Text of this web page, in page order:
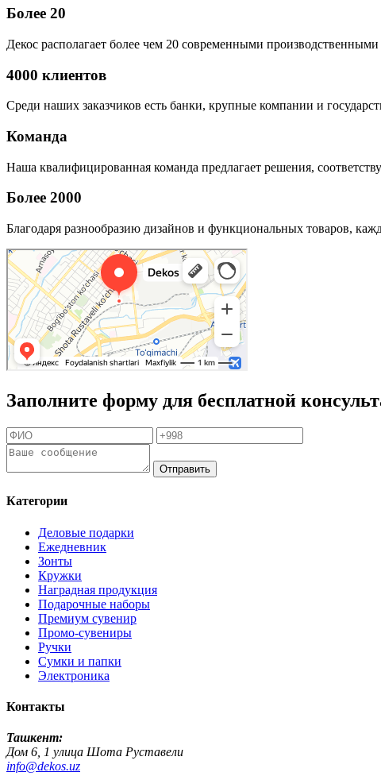
Более 20
Декос располагает более чем 20 современными
4000 клиентов
Среди наших заказчиков есть банки, крупные компании и
Команда
Наша квалифицированная команда предлагает решения,
Более 2000
Благодаря разнообразию дизайнов и функциональных товаров,
Заполните форму для бесплатной
Отправить
Категории
Деловые подарки
Ежедневник
Зонты
Кружки
Наградная продукция
Подарочные наборы
Премиум сувенир
Промо-сувениры
Ручки
Сумки и папки
Электроника
Контакты
Ташкент:
Дом 6, 1 улица Шота Руставели
info@dekos.uz